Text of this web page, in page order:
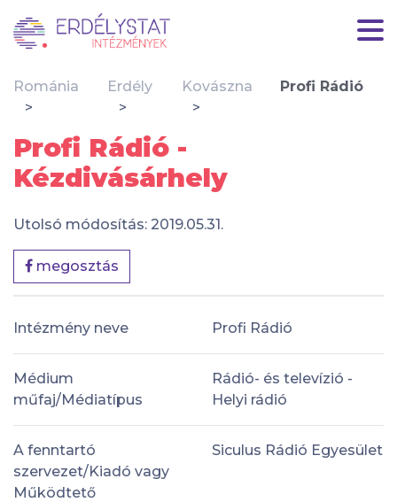
Románia Erdély Kovászna Profi Rádió
Profi Rádió -
Kézdivásárhely
Utolsó módosítás: 2019.05.31.
megosztás
Intézmény neve Profi Rádió
Médium
műfaj/Médiatípus
Rádió- és televízió -
Helyi rádió
A fenntartó
szervezet/Kiadó vagy
Működtető
Siculus Rádió Egyesület